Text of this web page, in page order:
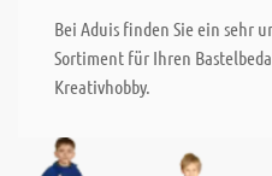
Bei Aduis finden Sie ein sehr
Sortiment für Ihren
Kreativhobby.